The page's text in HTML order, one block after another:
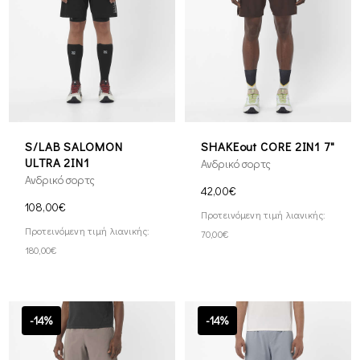
S/LAB SALOMON
ULTRA 2IN1
Ανδρικό σορτς
108,00€
Προτεινόμενη τιμή λιανικής:
180,00€
SHAKEout CORE 2IN1 7"
Ανδρικό σορτς
42,00€
Προτεινόμενη τιμή λιανικής:
70,00€
-14% -14%